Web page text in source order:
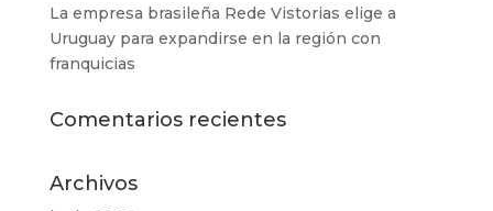
La empresa brasileña Rede Vistorias elige a
Uruguay para expandirse en la región con
franquicias
Comentarios recientes
Archivos